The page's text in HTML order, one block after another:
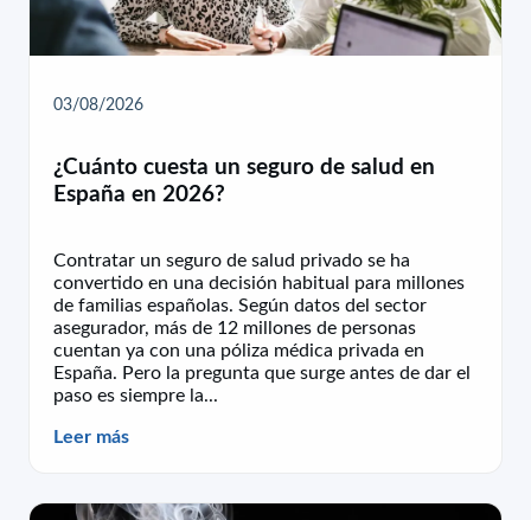
03/08/2026
¿Cuánto cuesta un seguro de salud en
España en 2026?
Contratar un seguro de salud privado se ha
convertido en una decisión habitual para millones
de familias españolas. Según datos del sector
asegurador, más de 12 millones de personas
cuentan ya con una póliza médica privada en
España. Pero la pregunta que surge antes de dar el
paso es siempre la...
Leer más